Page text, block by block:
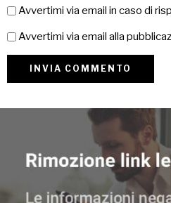
Avvertimi via email in caso di
Avvertimi via email alla